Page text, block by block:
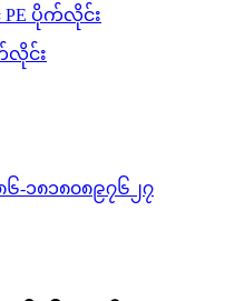
ပိုက်လိုင်း
လိုင်း
၆-၁၈၁၈၀၈၉၇၆၂၇